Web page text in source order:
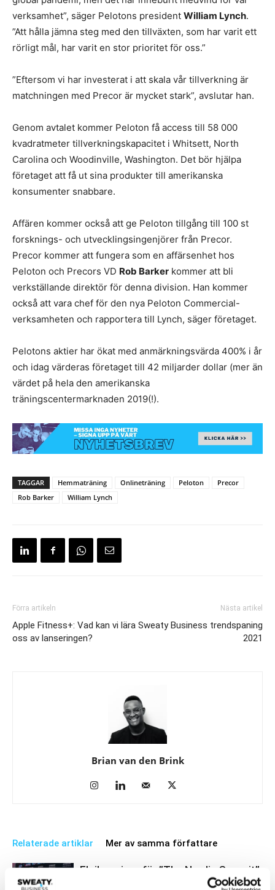
verksamhet”, säger Pelotons president William Lynch.
”Att hålla jämna steg med den tillväxten, som har varit ett
rörligt mål, har varit en stor prioritet för oss.”
”Eftersom vi har investerat i att skala vår tillverkning är
matchningen med Precor är mycket stark”, avslutar han.
Genom avtalet kommer Peloton få access till 58 000
kvadratmeter tillverkningskapacitet i Whitsett, North
Carolina och Woodinville, Washington. Det bör hjälpa
företaget att få ut sina produkter till amerikanska
konsumenter snabbare.
Affären kommer också att ge Peloton tillgång till 100 st
forsknings- och utvecklingsingenjörer från Precor.
Precor kommer att fungera som en affärsenhet hos
Peloton och Precors VD Rob Barker kommer att bli
verkställande direktör för denna division. Han kommer
också att vara chef för den nya Peloton Commercial-
verksamheten och rapportera till Lynch, säger företaget.
Pelotons aktier har ökat med anmärkningsvärda 400% i år
och idag värderas företaget till 42 miljarder dollar (mer än
värdet på hela den amerikanska
träningscentermarknaden 2019(!).
TAGGAR Hemmaträning Onlineträning Peloton
Precor
Rob Barker
William Lynch
Förra artikeln
Apple Fitness+: Vad kan vi lära
oss av lanseringen?
Nästa artikel
Sweaty Business trendspaning
2021
Brian van den Brink
Relaterade artiklar Mer av samma författare
Eleiko prisas för ”The Nordic Summit”